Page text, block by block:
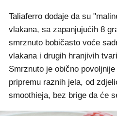
Taliaferro dodaje da su
vlakana, sa zapanjujućih 8
smrznuto bobičasto voće
vlakana i drugih hranjivih
Smrznuto je obično
pripremu raznih jela, od
smoothieja, bez brige da će